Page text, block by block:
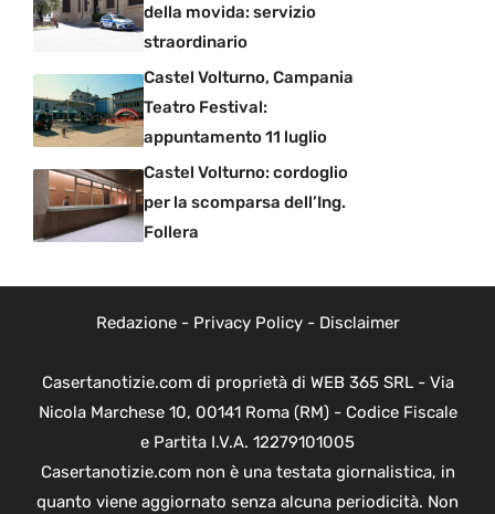
della movida: servizio
straordinario
Castel Volturno, Campania
Teatro Festival:
appuntamento 11 luglio
Castel Volturno: cordoglio
per la scomparsa dell’Ing.
Follera
Redazione- Privacy Policy- Disclaimer
Casertanotizie.com di proprietà di WEB 365 SRL - Via
Nicola Marchese 10, 00141 Roma (RM) - Codice Fiscale
e Partita I.V.A. 12279101005
Casertanotizie.com non è una testata giornalistica, in
quanto viene aggiornato senza alcuna periodicità. Non